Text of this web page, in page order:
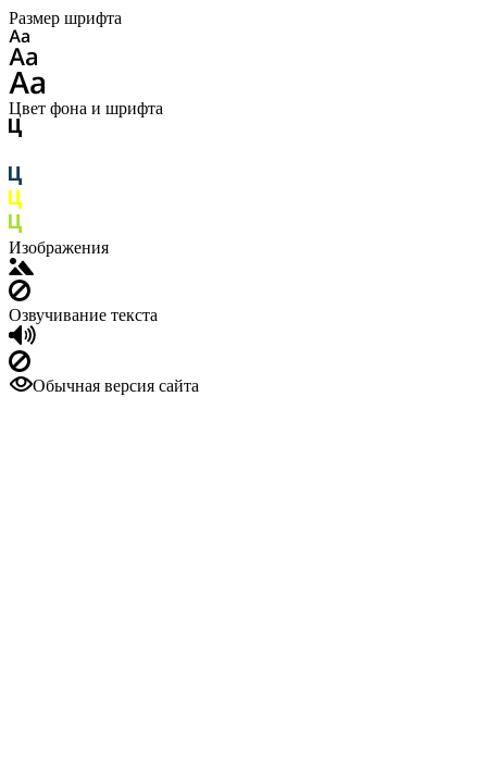
Размер шрифта
Цвет фона и шрифта
Изображения
Озвучивание текста
Обычная версия сайта